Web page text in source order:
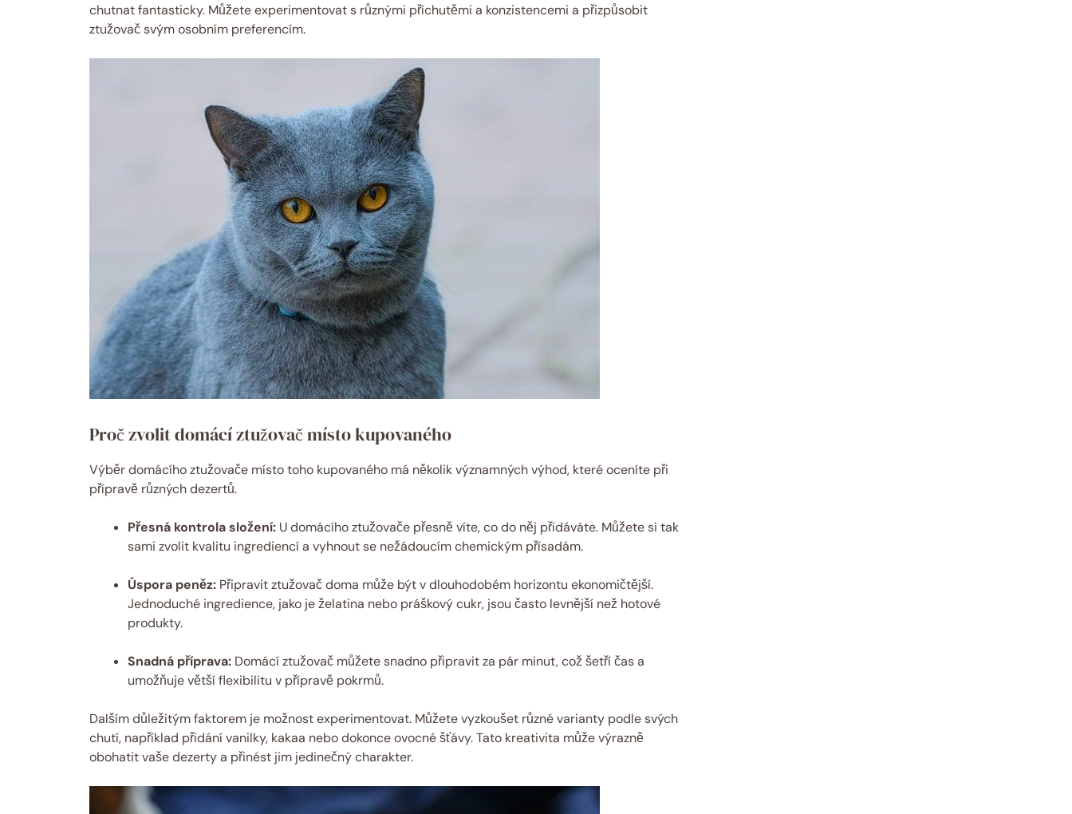
chutnat fantasticky. Můžete experimentovat s různými příchutěmi a konzistencemi a přizpůsobit
ztužovač svým osobním preferencím.
Proč zvolit domácí ztužovač místo kupovaného
Výběr domácího ztužovače místo toho kupovaného má několik významných výhod, které oceníte při
přípravě různých dezertů.
Přesná kontrola složení: U domácího ztužovače přesně víte, co do něj přidáváte. Můžete si tak
sami zvolit kvalitu ingrediencí a vyhnout se nežádoucím chemickým přísadám.
Úspora peněz: Připravit ztužovač doma může být v dlouhodobém horizontu ekonomičtější.
Jednoduché ingredience, jako je želatina nebo práškový cukr, jsou často levnější než hotové
produkty.
Snadná příprava: Domácí ztužovač můžete snadno připravit za pár minut, což šetří čas a
umožňuje větší flexibilitu v přípravě pokrmů.
Dalším důležitým faktorem je možnost experimentovat. Můžete vyzkoušet různé varianty podle svých
chutí, například přidání vanilky, kakaa nebo dokonce ovocné šťávy. Tato kreativita může výrazně
obohatit vaše dezerty a přinést jim jedinečný charakter.